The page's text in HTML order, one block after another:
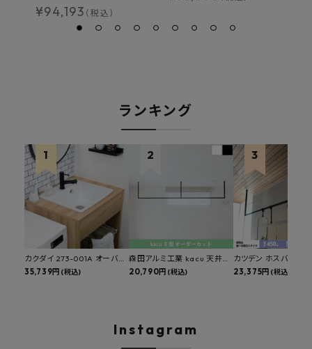
¥94,193 （税込）
ランキング
カクダイ 273-001A オーバー
カウンタースロップシンク 選
35,739円 (税込)
森田アルミ工業 kacu 天井付
け物干し E型 サイズオーダー
20,790円 (税込)
カツデン ホスバ 天井
物干し 標準サイズ ス
23,375円 (税込)
Instagram